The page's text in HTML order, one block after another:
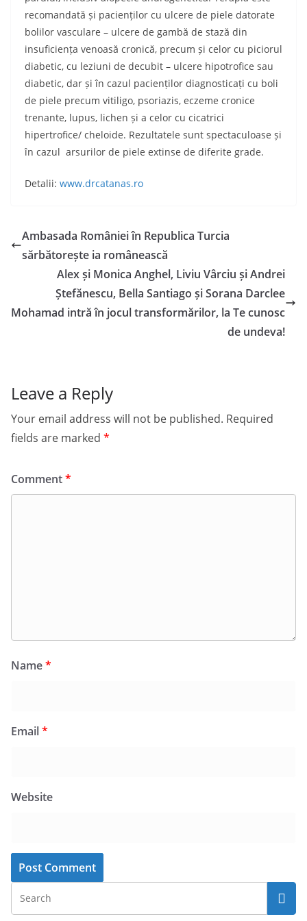
recomandată și pacienților cu ulcere de piele datorate
bolilor vasculare – ulcere de gambă de stază din
insuficiența venoasă cronică, precum și celor cu piciorul
diabetic, cu leziuni de decubit – ulcere hipotrofice sau
diabetic, dar și în cazul pacienților diagnosticați cu boli
de piele precum vitiligo, psoriazis, eczeme cronice
trenante, lupus, lichen și a celor cu cicatrici
hipertrofice/ cheloide. Rezultatele sunt spectaculoase și
în cazul arsurilor de piele extinse de diferite grade.
Detalii: www.drcatanas.ro
Ambasada României în Republica Turcia
sărbătorește ia românească
Alex și Monica Anghel, Liviu Vârciu și Andrei
Ștefănescu, Bella Santiago și Sorana Darclee
Mohamad intră în jocul transformărilor, la Te cunosc
de undeva!
Leave a Reply
Your email address will not be published. Required
fields are marked *
Comment*
Name*
Email*
Website